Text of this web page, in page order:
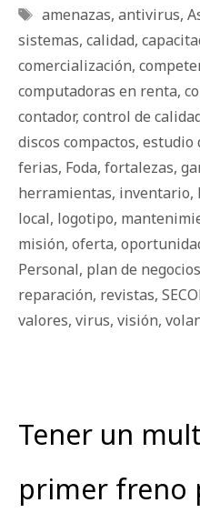
Etiquetas
amenazas, antivirus,
sistemas, calidad,
comercialización,
computadoras en renta,
contador, control de
discos compactos, estudio
ferias, Foda, fortalezas,
herramientas, inventario,
local, logotipo,
misión, oferta,
Personal, plan de negocios
reparación, revistas,
valores, virus, visión,
Tener un
primer freno